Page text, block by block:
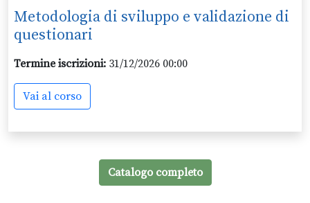
Metodologia di sviluppo e validazione di
questionari
Termine iscrizioni: 31/12/2026 00:00
Vai al corso
Catalogo completo